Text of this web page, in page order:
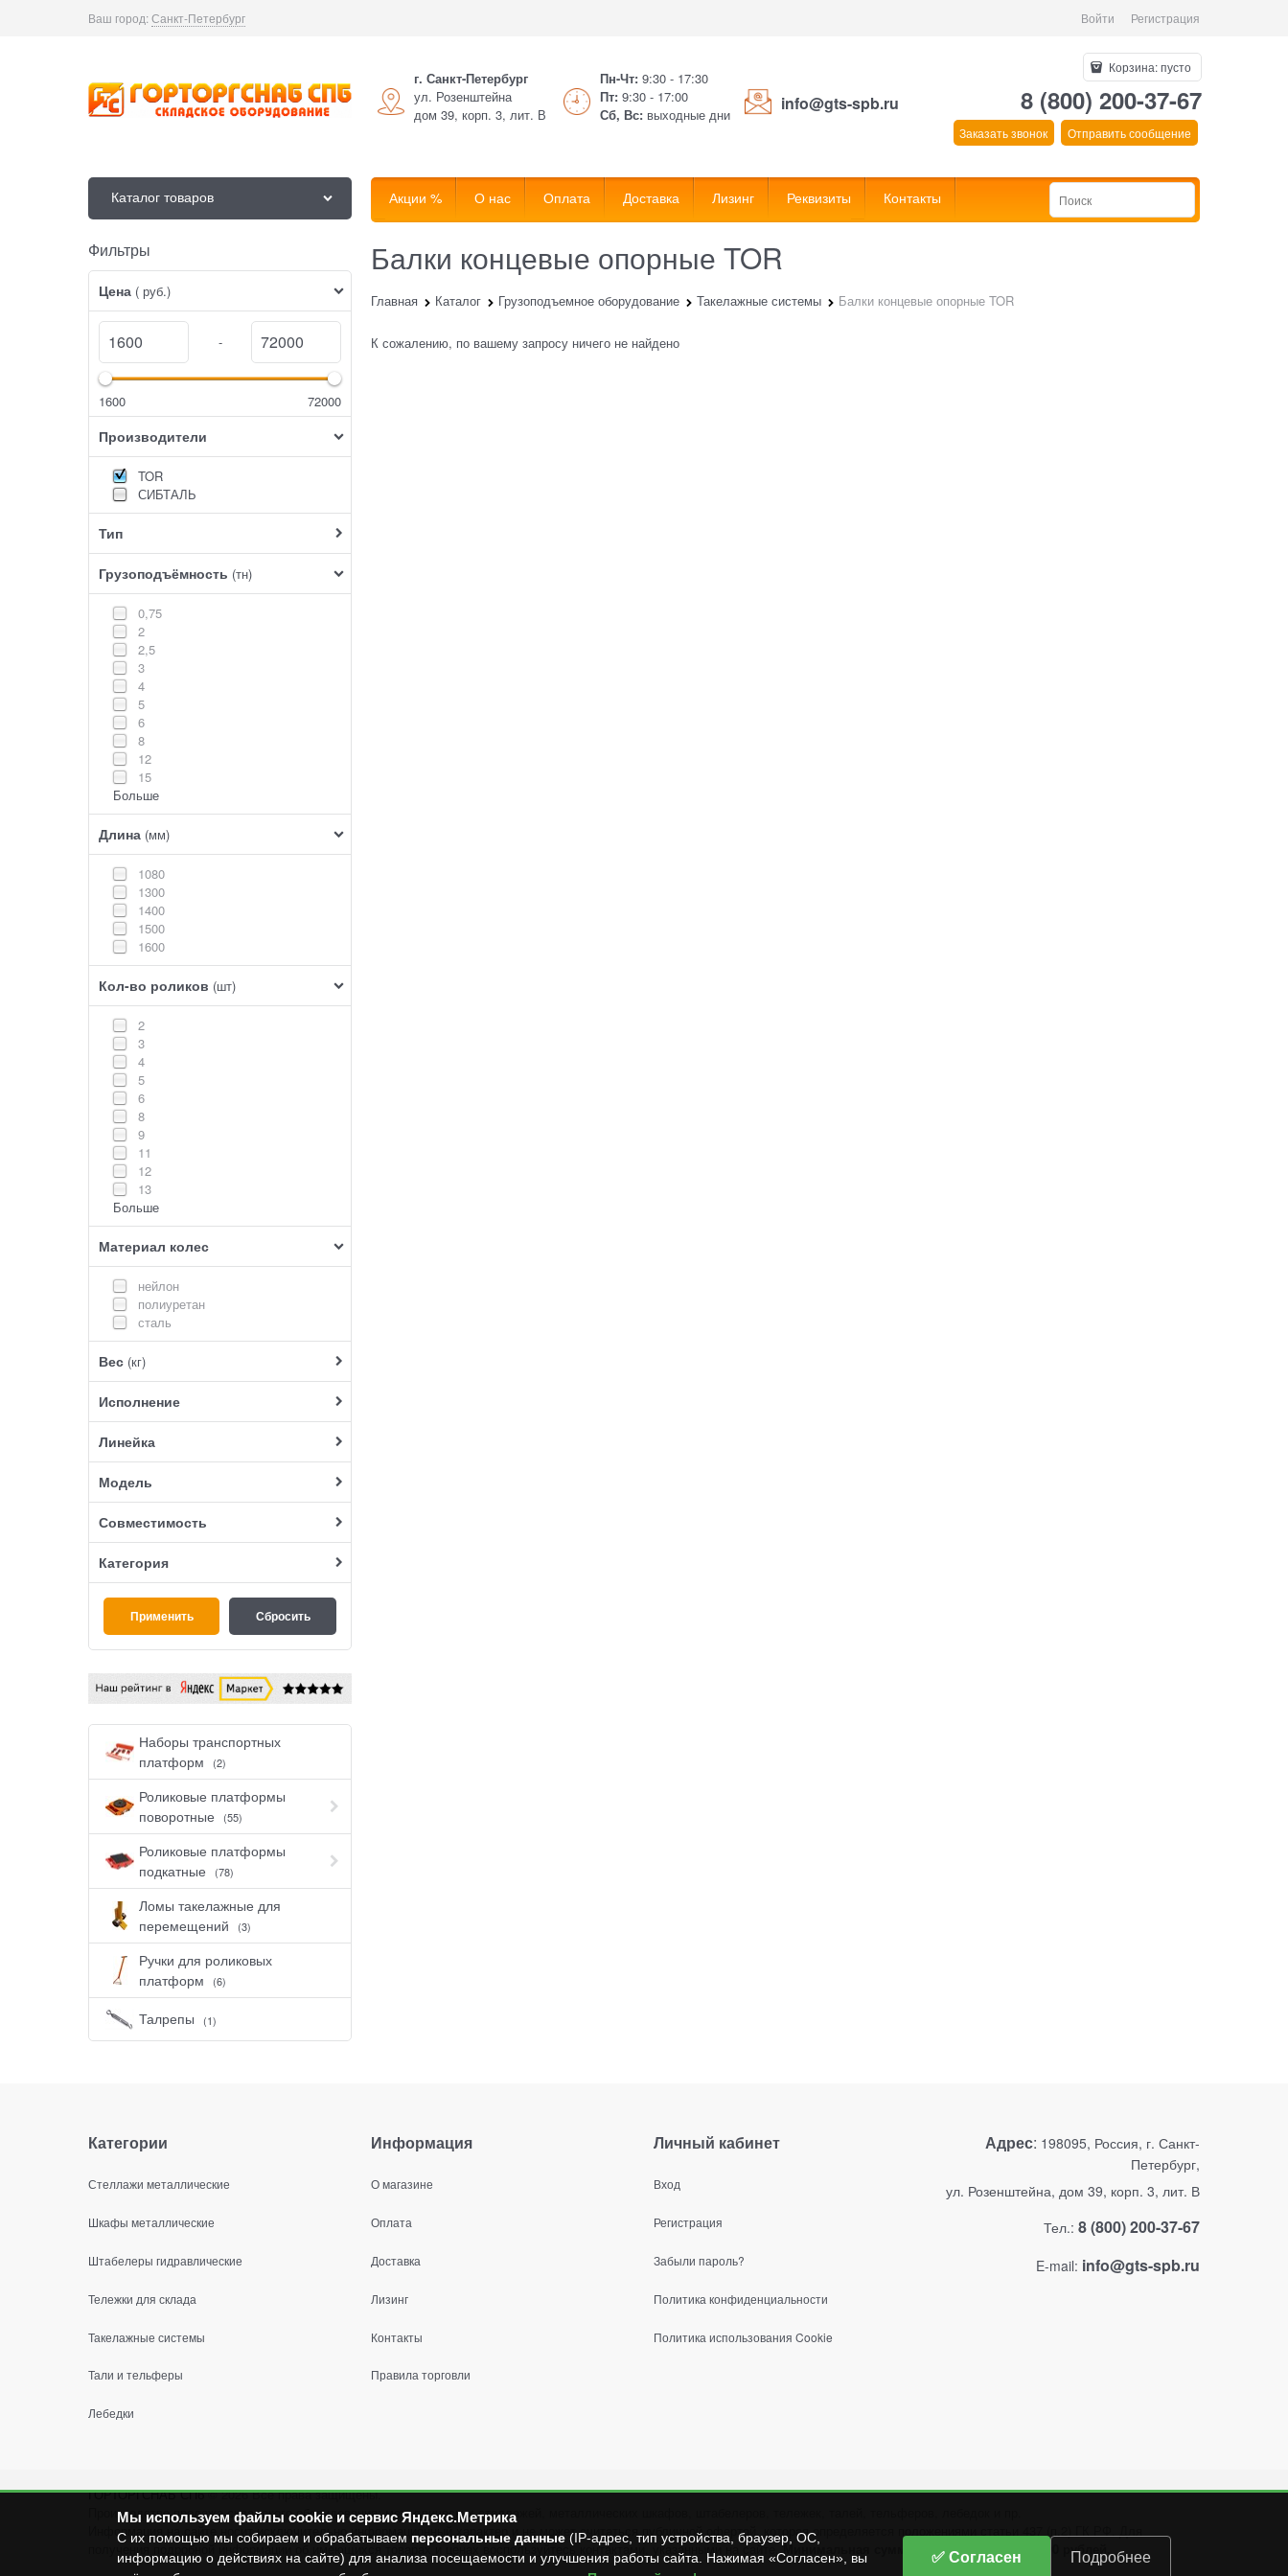
Ваш город:Санкт-Петербург Войти Регистрация
г. Санкт-Петербург
ул. Розенштейна
дом 39, корп. 3, лит. В
Пн-Чт: 9:30 - 17:30
Пт: 9:30 - 17:00
Сб, Вс: выходные дни
info@gts-spb.ru
Корзина:пусто
8 (800) 200-37-67
Заказать звонок Отправить сообщение
Каталог товаров Акции % О нас Оплата Доставка Лизинг Реквизиты Контакты
Наборы транспортных
платформ
(2)
Роликовые платформы
поворотные
(55)
Роликовые платформы
подкатные
(78)
Ломы такелажные для
перемещений
(3)
Ручки для роликовых
платформ
(6)
Талрепы (1)
Фильтры
Цена ( руб.)
-
1600 72000
Производители
TOR
СИБТАЛЬ
Тип
Грузоподъёмность (тн)
0,75
2
2,5
3
4
5
6
8
12
15
Больше
Длина (мм)
1080
1300
1400
1500
1600
Кол-во роликов (шт)
2
3
4
5
6
8
9
11
12
13
Больше
Материал колес
нейлон
полиуретан
сталь
Вес (кг)
Исполнение
Линейка
Модель
Совместимость
Категория
Найдено товаров: Балки концевые опорные TOR
Главная Каталог Грузоподъемное оборудование Такелажные системы Балки концевые опорные TOR
К сожалению, по вашему запросу ничего не найдено
Категории
Стеллажи металлические
Шкафы металлические
Штабелеры гидравлические
Тележки для склада
Такелажные системы
Тали и тельферы
Лебедки
Информация
О магазине
Оплата
Доставка
Лизинг
Контакты
Правила торговли
Личный кабинет
Вход
Регистрация
Забыли пароль?
Политика конфиденциальности
Политика использования Cookie
Адрес: 198095, Россия, г. Санкт-
Петербург,
ул. Розенштейна, дом 39, корп. 3, лит. В
Тел.: 8 (800) 200-37-67
E-mail: info@gts-spb.ru
ГОРТОРГСНАБ СПб © 2026Все права защищены.
Производство продажа складского оборудования: металлических стеллажей, металлических шкафов, штабелеров, тележек, талей, тельферов, лебедок и пр.
Информация на сайте носит исключительно информационный характер и не может считаться публичной офертой, которая определяется положениями статьи 437 (п.2) ГК РФ. Для
получения подробной информации об имеющихся товарах и ценах воспользуйтесь контактами, указанными на сайте.Минимальная сумма заказа составляет 3000 рублей.
Мы используем файлы cookie и сервис Яндекс.Метрика
С их помощью мы собираем и обрабатываем персональные данные (IP-адрес, тип устройства, браузер, ОС,
информацию о действиях на сайте) для анализа посещаемости и улучшения работы сайта. Нажимая «Согласен», вы
✅ Согласен Подробнее